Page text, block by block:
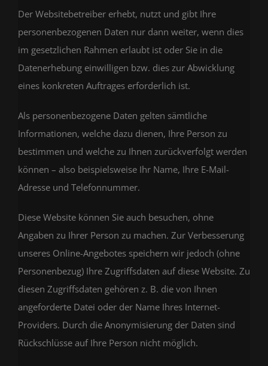
Der Websitebetreiber erhebt, nutzt und gibt Ihre
personenbezogenen Daten nur dann weiter, wenn dies
im gesetzlichen Rahmen erlaubt ist oder Sie in die
Datenerhebung einwilligen bzw. dies zur Abwicklung
eines konkreten Auftrages erforderlich ist.
Als personenbezogene Daten gelten sämtliche
Informationen, welche dazu dienen, Ihre Person zu
bestimmen und welche zu Ihnen zurückverfolgt werden
können – also beispielsweise Ihr Name, Ihre E-Mail-
Adresse und Telefonnummer.
Diese Website können Sie auch besuchen, ohne
Angaben zu Ihrer Person zu machen. Zur Verbesserung
unseres Online-Angebotes speichern wir jedoch (ohne
Personenbezug) Ihre Zugriffsdaten auf diese Website. Zu
diesen Zugriffsdaten gehören z. B. die von Ihnen
angeforderte Datei oder der Name Ihres Internet-
Providers. Durch die Anonymisierung der Daten sind
Rückschlüsse auf Ihre Person nicht möglich.